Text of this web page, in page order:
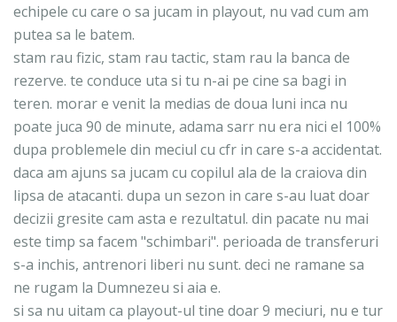
echipele cu care o sa jucam in playout, nu vad cum am
putea sa le batem.
stam rau fizic, stam rau tactic, stam rau la banca de
rezerve. te conduce uta si tu n-ai pe cine sa bagi in
teren. morar e venit la medias de doua luni inca nu
poate juca 90 de minute, adama sarr nu era nici el 100%
dupa problemele din meciul cu cfr in care s-a accidentat.
daca am ajuns sa jucam cu copilul ala de la craiova din
lipsa de atacanti. dupa un sezon in care s-au luat doar
decizii gresite cam asta e rezultatul. din pacate nu mai
este timp sa facem "schimbari". perioada de transferuri
s-a inchis, antrenori liberi nu sunt. deci ne ramane sa
ne rugam la Dumnezeu si aia e.
si sa nu uitam ca playout-ul tine doar 9 meciuri, nu e tur